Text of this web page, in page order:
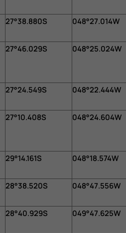
27°38.880S 048°27.014W
27°46.029S 048°25.024W
27°24.549S 048°22.444W
27°10.408S 048°24.604W
29°14.161S 048°18.574W
28°38.520S 048°47.556W
28°40.929S 049°47.625W